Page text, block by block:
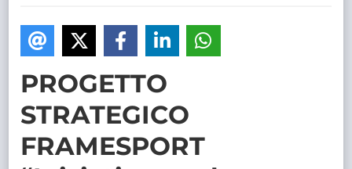
PROGETTO
STRATEGICO
FRAMESPORT